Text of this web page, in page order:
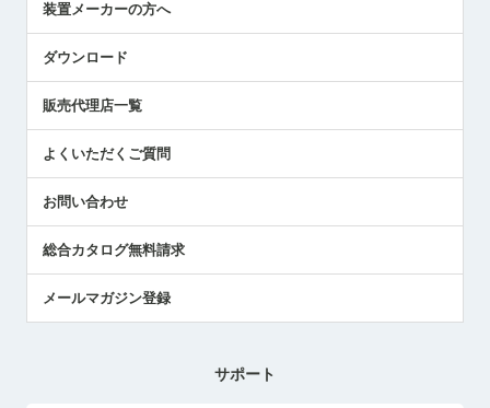
採用情報
国/地域/言語
エアマイクロセンサ製品
メトロールの技術
社員ブログ
中小企業のBCP地震対策
センサのテクニカルガイド
社長ブログ
装置メーカーの方へ
ダウンロード
販売代理店一覧
よくいただくご質問
お問い合わせ
総合カタログ無料請求
メールマガジン登録
サポート